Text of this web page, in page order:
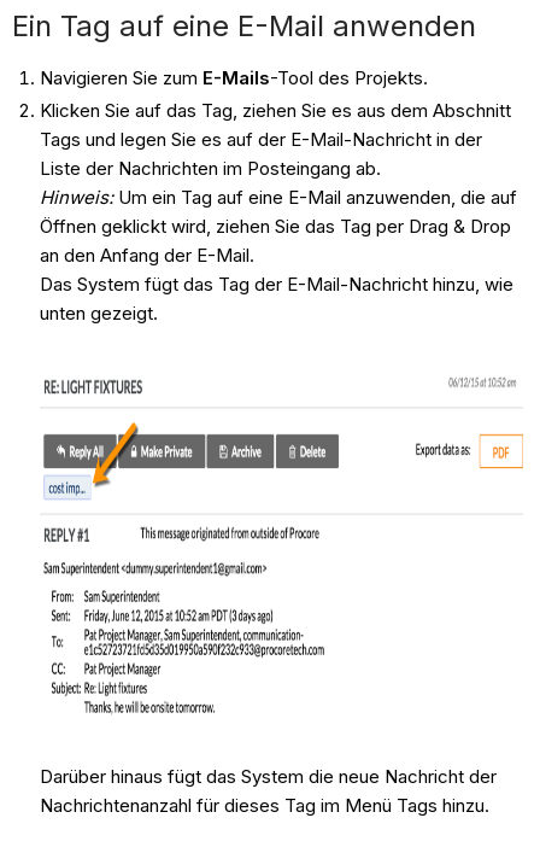
Ein Tag auf eine E-Mail anwenden
Navigieren Sie zum E-Mails-Tool des Projekts.
Klicken Sie auf das Tag, ziehen Sie es aus dem Abschnitt
Tags und legen Sie es auf der E-Mail-Nachricht in der
Liste der Nachrichten im Posteingang ab.
Hinweis:Um ein Tag auf eine E-Mail anzuwenden, die auf
Öffnen geklickt wird, ziehen Sie das Tag per Drag & Drop
an den Anfang der E-Mail.
Das System fügt das Tag der E-Mail-Nachricht hinzu, wie
unten gezeigt.
Darüber hinaus fügt das System die neue Nachricht der
Nachrichtenanzahl für dieses Tag im Menü Tags hinzu.